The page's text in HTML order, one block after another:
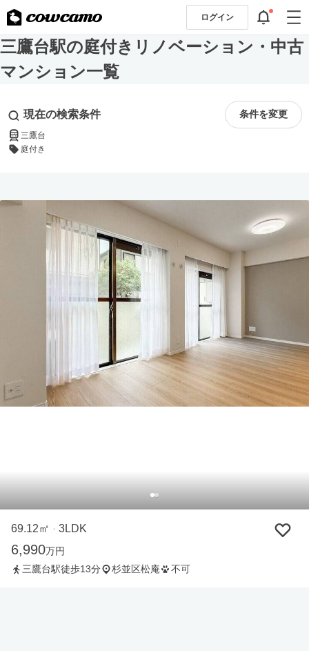
ログイン
三鷹台駅の庭付きリノベーション・中古
マンション一覧
現在の検索条件 条件を変更
三鷹台
庭付き
69.12㎡ ・ 3LDK
6,990万円
三鷹台駅徒歩13分
杉並区松庵 不可